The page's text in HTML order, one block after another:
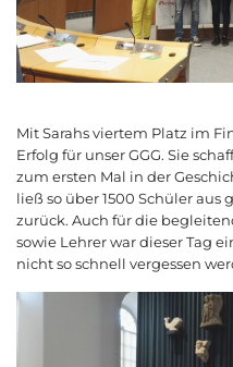
Mit Sarahs viertem Platz im
Erfolg für unser GGG. Sie
zum ersten Mal in der
ließ so über 1500 Schüler
zurück. Auch für die
sowie Lehrer war dieser Tag
nicht so schnell vergessen